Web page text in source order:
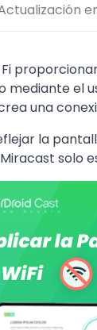
mediante el
una
la
solo